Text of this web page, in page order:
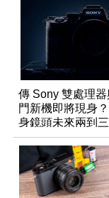
傳 Sony 雙處理
門新機即將現身
身鏡頭未來兩到
有望登場